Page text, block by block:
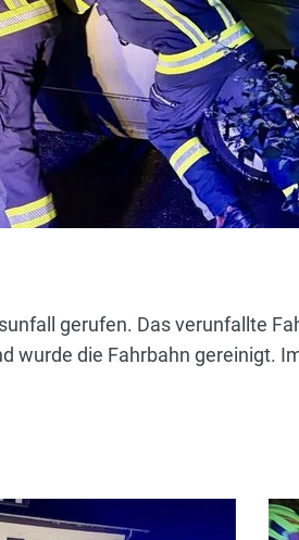
gerufen. Das verunfallte
wurde die Fahrbahn gereinigt.